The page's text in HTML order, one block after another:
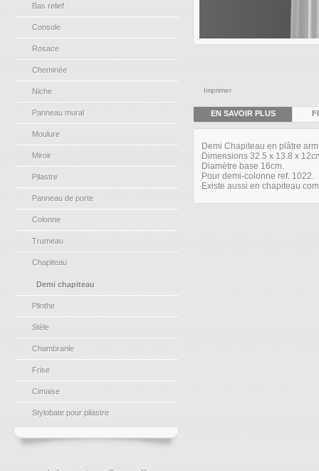
Bas relief
Console
Rosace
Cheminée
Niche
Panneau mural
Moulure
Miroir
Pilastre
Panneau de porte
Colonne
Trumeau
Chapiteau
Demi chapiteau
Plinthe
Stèle
Chambranle
Frise
Cimaise
Stylobate pour pilastre
Imprimer
EN SAVOIR PLUS
Demi Chapiteau en plâtre
Dimensions 32.5 x 13.8 x
Diamètre base 16cm.
Pour demi-colonne ref. 1022.
Existe aussi en chapiteau